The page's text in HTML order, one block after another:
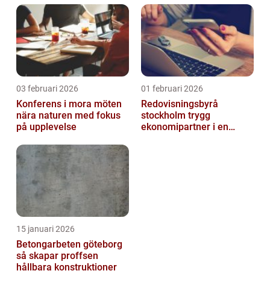
03 februari 2026
Konferens i mora möten
nära naturen med fokus
på upplevelse
01 februari 2026
Redovisningsbyrå
stockholm trygg
ekonomipartner i en
15 januari 2026
Betongarbeten göteborg
så skapar proffsen
hållbara konstruktioner